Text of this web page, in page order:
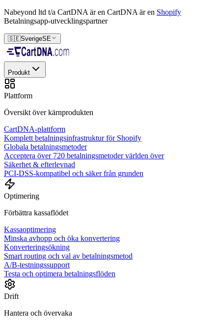
Nabeyond ltd t/a CartDNA är en CartDNA är en Shopify
Betalningsapp-utvecklingspartner
🇸🇪SverigeSE
Produkt
Plattform
Översikt över kärnprodukten
CartDNA-plattform
Komplett betalningsinfrastruktur för Shopify
Globala betalningsmetoder
Acceptera över 720 betalningsmetoder världen över
Säkerhet & efterlevnad
PCI-DSS-kompatibel och säker från grunden
Optimering
Förbättra kassaflödet
Kassaoptimering
Minska avhopp och öka konvertering
Konverteringsökning
Smart routing och val av betalningsmetod
A/B-testningssupport
Testa och optimera betalningsflöden
Drift
Hantera och övervaka